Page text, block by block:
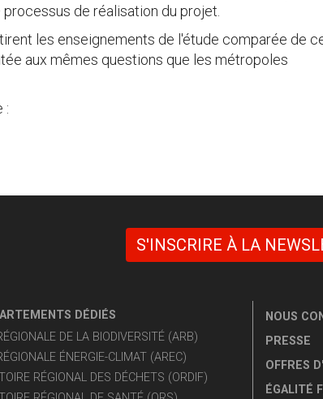
de réalisation du projet.
les enseignements de l'étude comparée de
aux mêmes questions que les métropoles
:
S'INSCRIRE À LA
DÉDIÉS
DE LA BIODIVERSITÉ (ARB)
ÉNERGIE-CLIMAT (AREC)
RÉGIONAL DES DÉCHETS (ORDIF)
NOUS
PRESSE
OFFRES
ÉGALITÉ